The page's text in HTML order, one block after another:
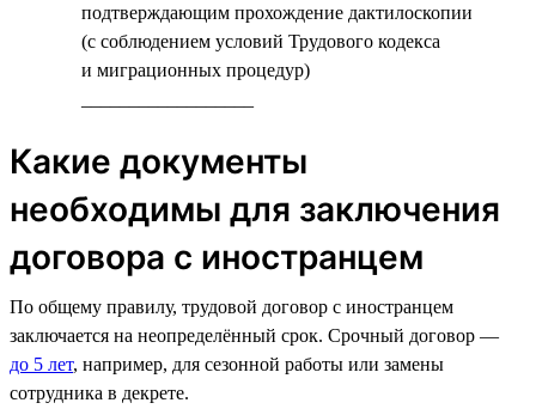
подтверждающим прохождение дактилоскопии
(с соблюдением условий Трудового кодекса
и миграционных процедур)
Какие документы
необходимы для заключения
договора с иностранцем
По общему правилу, трудовой договор с иностранцем
заключается на неопределённый срок. Срочный договор —
до 5 лет, например, для сезонной работы или замены
сотрудника в декрете.